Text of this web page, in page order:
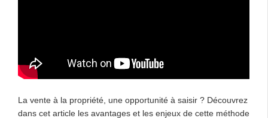
La vente à la propriété, une opportunité à saisir ? Découvrez
dans cet article les avantages et les enjeux de cette méthode